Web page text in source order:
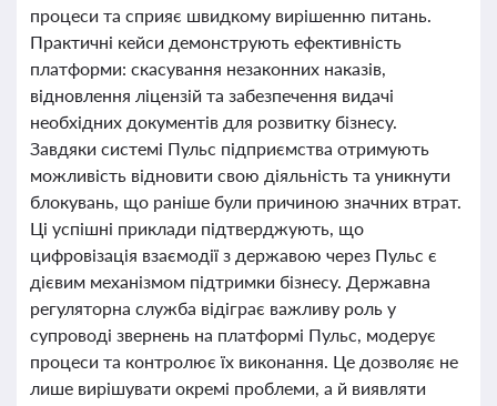
процеси та сприяє швидкому вирішенню питань.
Практичні кейси демонструють ефективність
платформи: скасування незаконних наказів,
відновлення ліцензій та забезпечення видачі
необхідних документів для розвитку бізнесу.
Завдяки системі Пульс підприємства отримують
можливість відновити свою діяльність та уникнути
блокувань, що раніше були причиною значних втрат.
Ці успішні приклади підтверджують, що
цифровізація взаємодії з державою через Пульс є
дієвим механізмом підтримки бізнесу. Державна
регуляторна служба відіграє важливу роль у
супроводі звернень на платформі Пульс, модерує
процеси та контролює їх виконання. Це дозволяє не
лише вирішувати окремі проблеми, а й виявляти